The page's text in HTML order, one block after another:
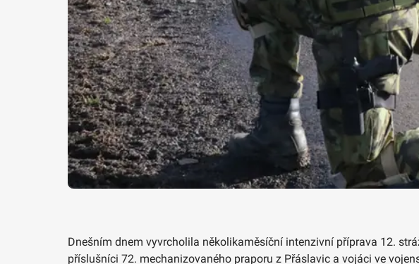
Dnešním dnem vyvrcholila několikaměsíční intenzivní příprava 12.
příslušníci 72. mechanizovaného praporu z Přáslavic a vojáci ve